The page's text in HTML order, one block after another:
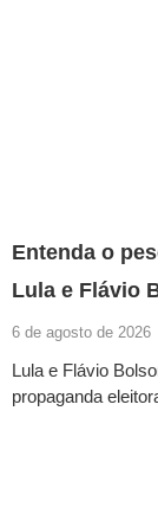
Entenda o
Lula e Flávio
6 de agosto de 2026
Lula e Flávio
propaganda